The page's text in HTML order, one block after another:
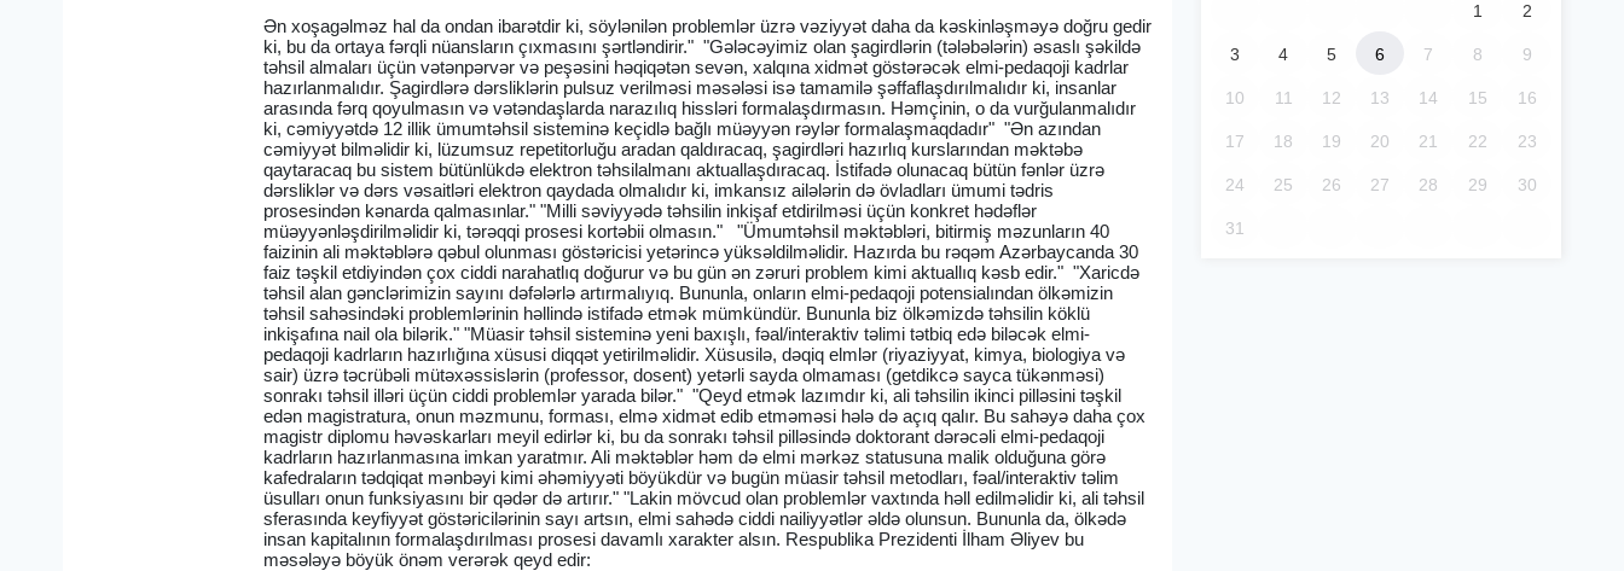
Ən xoşagəlməz hal da ondan ibarətdir ki, söylənilən problemlər üzrə vəziyyət daha da kəskinləşməyə doğru gedir
ki, bu da ortaya fərqli nüansların çıxmasını şərtləndirir." "Gələcəyimiz olan şagirdlərin (tələbələrin) əsaslı şəkildə
təhsil almaları üçün vətənpərvər və peşəsini həqiqətən sevən, xalqına xidmət göstərəcək elmi-pedaqoji kadrlar
hazırlanmalıdır. Şagirdlərə dərsliklərin pulsuz verilməsi məsələsi isə tamamilə şəffaflaşdırılmalıdır ki, insanlar
arasında fərq qoyulmasın və vətəndaşlarda narazılıq hissləri formalaşdırmasın. Həmçinin, o da vurğulanmalıdır
ki, cəmiyyətdə 12 illik ümumtəhsil sisteminə keçidlə bağlı müəyyən rəylər formalaşmaqdadır" "Ən azından
cəmiyyət bilməlidir ki, lüzumsuz repetitorluğu aradan qaldıracaq, şagirdləri hazırlıq kurslarından məktəbə
qaytaracaq bu sistem bütünlükdə elektron təhsilalmanı aktuallaşdıracaq. İstifadə olunacaq bütün fənlər üzrə
dərsliklər və dərs vəsaitləri elektron qaydada olmalıdır ki, imkansız ailələrin də övladları ümumi tədris
prosesindən kənarda qalmasınlar." "Milli səviyyədə təhsilin inkişaf etdirilməsi üçün konkret hədəflər
müəyyənləşdirilməlidir ki, tərəqqi prosesi kortəbii olmasın." "Ümumtəhsil məktəbləri, bitirmiş məzunların 40
faizinin ali məktəblərə qəbul olunması göstəricisi yetərincə yüksəldilməlidir. Hazırda bu rəqəm Azərbaycanda 30
faiz təşkil etdiyindən çox ciddi narahatlıq doğurur və bu gün ən zəruri problem kimi aktuallıq kəsb edir." "Xaricdə
təhsil alan gənclərimizin sayını dəfələrlə artırmalıyıq. Bununla, onların elmi-pedaqoji potensialından ölkəmizin
təhsil sahəsindəki problemlərinin həllində istifadə etmək mümkündür. Bununla biz ölkəmizdə təhsilin köklü
inkişafına nail ola bilərik." "Müasir təhsil sisteminə yeni baxışlı, fəal/interaktiv təlimi tətbiq edə biləcək elmi-
pedaqoji kadrların hazırlığına xüsusi diqqət yetirilməlidir. Xüsusilə, dəqiq elmlər (riyaziyyat, kimya, biologiya və
sair) üzrə təcrübəli mütəxəssislərin (professor, dosent) yetərli sayda olmaması (getdikcə sayca tükənməsi)
sonrakı təhsil illəri üçün ciddi problemlər yarada bilər." "Qeyd etmək lazımdır ki, ali təhsilin ikinci pilləsini təşkil
edən magistratura, onun məzmunu, forması, elmə xidmət edib etməməsi hələ də açıq qalır. Bu sahəyə daha çox
magistr diplomu həvəskarları meyil edirlər ki, bu da sonrakı təhsil pilləsində doktorant dərəcəli elmi-pedaqoji
kadrların hazırlanmasına imkan yaratmır. Ali məktəblər həm də elmi mərkəz statusuna malik olduğuna görə
kafedraların tədqiqat mənbəyi kimi əhəmiyyəti böyükdür və bugün müasir təhsil metodları, fəal/interaktiv təlim
üsulları onun funksiyasını bir qədər də artırır." "Lakin mövcud olan problemlər vaxtında həll edilməlidir ki, ali təhsil
sferasında keyfiyyət göstəricilərinin sayı artsın, elmi sahədə ciddi nailiyyətlər əldə olunsun. Bununla da, ölkədə
insan kapitalının formalaşdırılması prosesi davamlı xarakter alsın. Respublika Prezidenti İlham Əliyev bu
məsələyə böyük önəm verərək qeyd edir:
1 2
3 4 5 6 7 8 9
10 11 12 13 14 15 16
17 18 19 20 21 22 23
24 25 26 27 28 29 30
31